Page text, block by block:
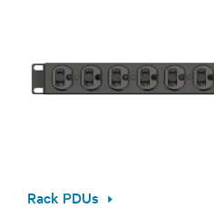
Rack PDUs